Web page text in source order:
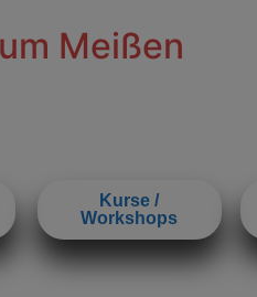
Meißen
Kurse /
Workshops